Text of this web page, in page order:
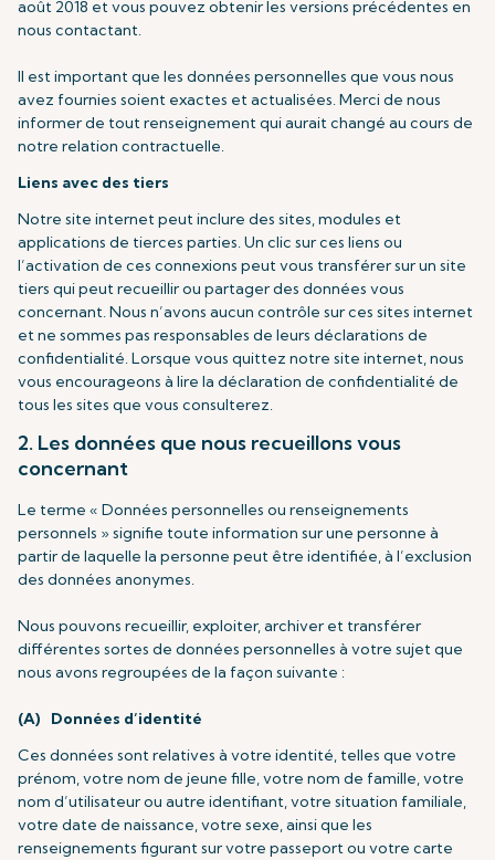
août 2018 et vous pouvez obtenir les versions précédentes en
nous contactant.
Il est important que les données personnelles que vous nous
avez fournies soient exactes et actualisées. Merci de nous
informer de tout renseignement qui aurait changé au cours de
notre relation contractuelle.
Liens avec des tiers
Notre site internet peut inclure des sites, modules et
applications de tierces parties. Un clic sur ces liens ou
l’activation de ces connexions peut vous transférer sur un site
tiers qui peut recueillir ou partager des données vous
concernant. Nous n’avons aucun contrôle sur ces sites internet
et ne sommes pas responsables de leurs déclarations de
confidentialité. Lorsque vous quittez notre site internet, nous
vous encourageons à lire la déclaration de confidentialité de
tous les sites que vous consulterez.
2. Les données que nous recueillons vous
concernant
Le terme « Données personnelles ou renseignements
personnels » signifie toute information sur une personne à
partir de laquelle la personne peut être identifiée, à l’exclusion
des données anonymes.
Nous pouvons recueillir, exploiter, archiver et transférer
différentes sortes de données personnelles à votre sujet que
nous avons regroupées de la façon suivante :
(A) Données d’identité
Ces données sont relatives à votre identité, telles que votre
prénom, votre nom de jeune fille, votre nom de famille, votre
nom d’utilisateur ou autre identifiant, votre situation familiale,
votre date de naissance, votre sexe, ainsi que les
renseignements figurant sur votre passeport ou votre carte